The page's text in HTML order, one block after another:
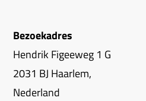
Bezoekadres
Hendrik Figeeweg 1 G
2031 BJ Haarlem,
Nederland